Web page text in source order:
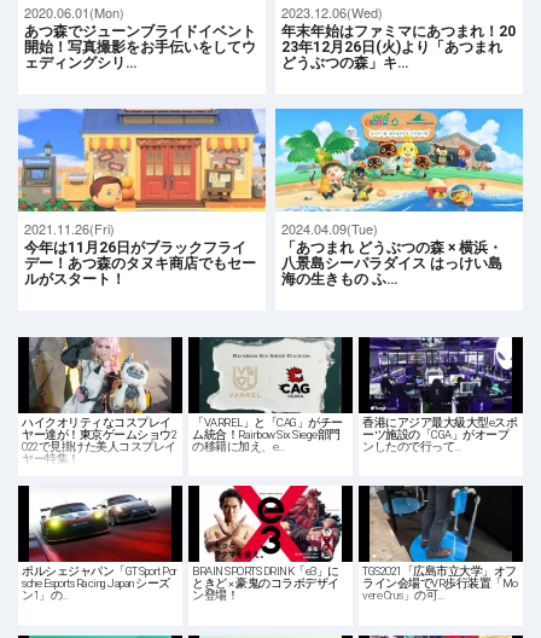
2020.06.01(Mon)
あつ森でジューンブライドイベント
開始！写真撮影をお手伝いをしてウ
ェディングシリ…
2023.12.06(Wed)
年末年始はファミマにあつまれ！20
23年12月26日(火)より「あつまれ
どうぶつの森」キ…
2021.11.26(Fri)
今年は11月26日がブラックフライ
デー！あつ森のタヌキ商店でもセー
ルがスタート！
2024.04.09(Tue)
「あつまれ どうぶつの森 × 横浜・
八景島シーパラダイス はっけい島
海の生きもの ふ…
ハイクオリティなコスプレイ
ヤー達が！東京ゲームショウ2
022で見掛けた美人コスプレイ
ヤー特集！
「VARREL」と「CAG」がチー
ム統合！Rainbow Six Siege部門
の移籍に加え、e…
香港にアジア最大級大型eスポ
ーツ施設の「CGA」がオープ
ンしたので行って…
ポルシェジャパン「GT Sport Por
sche Esports Racing Japan シーズ
ン1」の…
BRAIN SPORTS DRINK「e3」に
ときど × 豪鬼のコラボデザイ
ン登場！
TGS2021「広島市立大学」オフ
ライン会場でVR歩行装置「Mo
vere Crus」の可…